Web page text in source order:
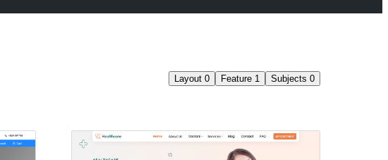
Layout 0 Feature 1 Subjects 0